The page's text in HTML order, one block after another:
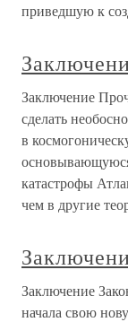
приведшую к
Заключение
сделать
в
катастрофы
чем в другие
Заключение
начала свою